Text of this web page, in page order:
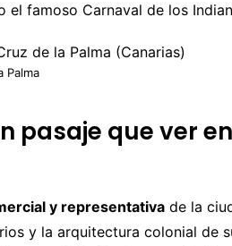
el famoso Carnaval de los
Palma
pasaje que ver
y representativa de la
y la arquitectura colonial de